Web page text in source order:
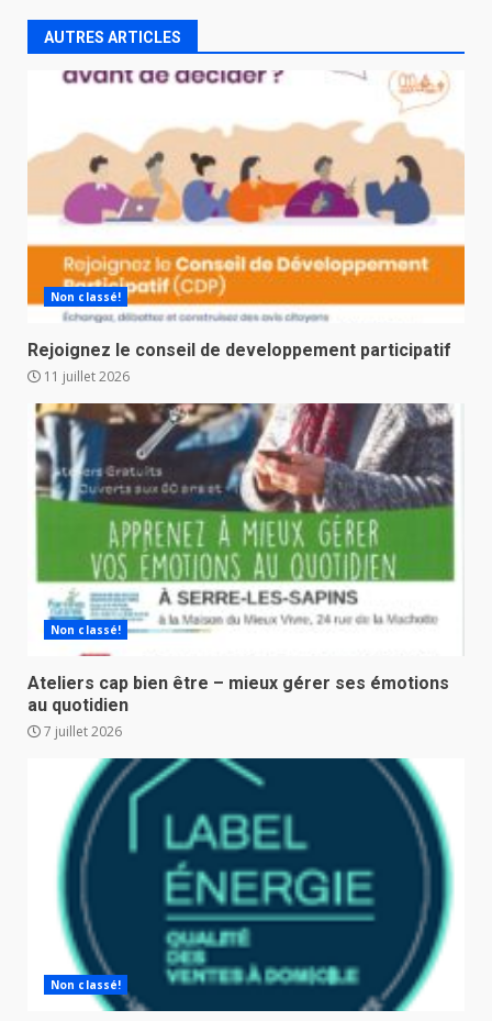
AUTRES ARTICLES
Non classé!
Rejoignez le conseil de developpement participatif
11 juillet 2026
Non classé!
Ateliers cap bien être – mieux gérer ses émotions
au quotidien
7 juillet 2026
Non classé!